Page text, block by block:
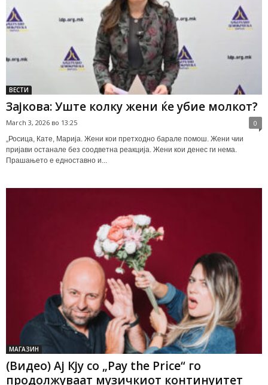
ВЕСТИ
Зајкова: Уште колку жени ќе убие молкот?
March 3, 2026 во 13:25 0
„Росица, Кате, Марија. Жени кои претходно барале помош. Жени чии
пријави останале без соодветна реакција. Жени кои денес ги нема.
Прашањето е едноставно и...
МАГАЗИН
(Видео) Ај Кју со „Pay the Price“ го
продолжуваат музичкиот континуитет